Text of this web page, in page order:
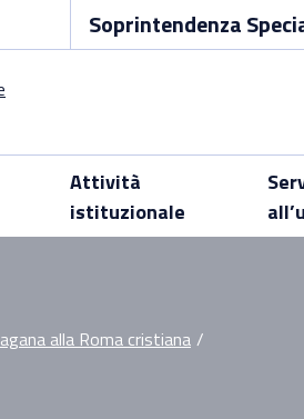
Soprintendenza
Attività
istituzionale
alla Roma cristiana /